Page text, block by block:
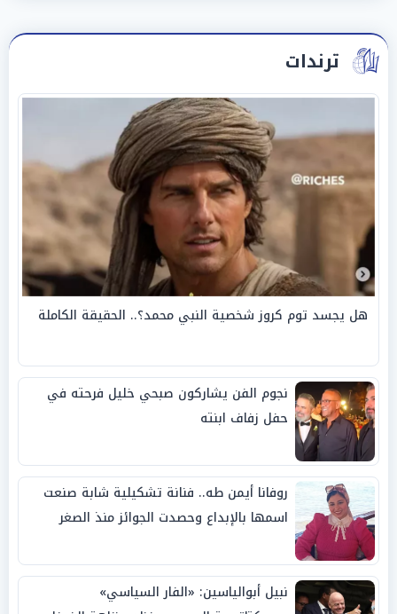
ترندات
هل يجسد توم كروز شخصية النبي محمد؟.. الحقيقة الكاملة
نجوم الفن يشاركون صبحي خليل فرحته في
حفل زفاف ابنته
روفانا أيمن طه.. فنانة تشكيلية شابة صنعت
اسمها بالإبداع وحصدت الجوائز منذ الصغر
نبيل أبوالياسين: «الفار السياسي»